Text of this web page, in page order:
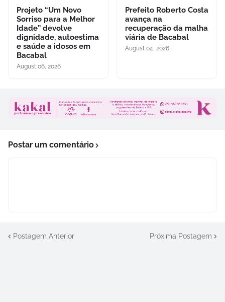
Projeto “Um Novo
Sorriso para a Melhor
Idade” devolve
dignidade, autoestima
e saúde a idosos em
Bacabal
August 06, 2026
Prefeito Roberto Costa
avança na
recuperação da malha
viária de Bacabal
August 04, 2026
Postar um comentário
Postagem Anterior Próxima Postagem